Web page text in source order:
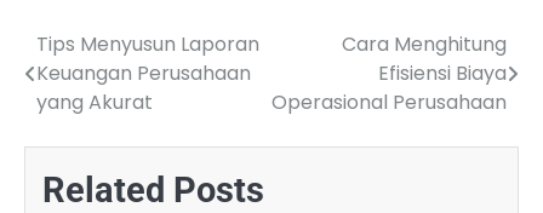
Navigasi
pos
Tips Menyusun Laporan
Keuangan Perusahaan
yang Akurat
Cara Menghitung
Efisiensi Biaya
Operasional Perusahaan
Related Posts